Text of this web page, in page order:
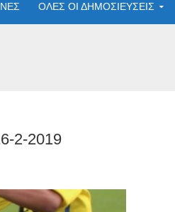
ΟΛΕΣ ΟΙ ΔΗΜΟΣΙΕΥΣΕΙΣ
2-2019